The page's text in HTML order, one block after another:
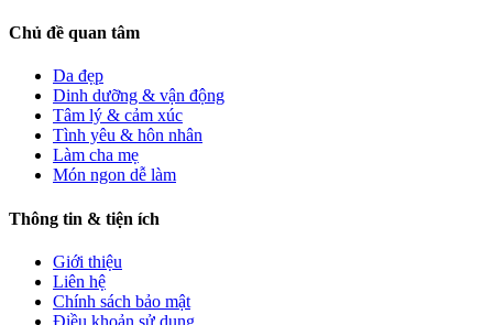
Chủ đề quan tâm
Da đẹp
Dinh dưỡng & vận động
Tâm lý & cảm xúc
Tình yêu & hôn nhân
Làm cha mẹ
Món ngon dễ làm
Thông tin & tiện ích
Giới thiệu
Liên hệ
Chính sách bảo mật
Điều khoản sử dụng